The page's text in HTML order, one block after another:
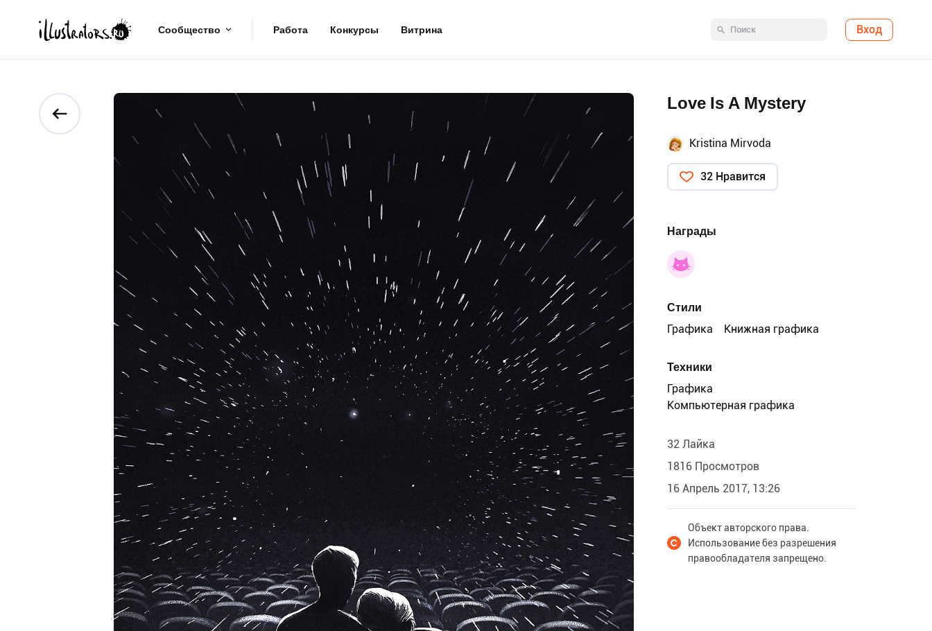
Сообщество Работа Конкурсы Витрина Вход
Love Is A Mystery
Kristina Mirvoda
32 Нравится
Награды
Стили
Графика
Книжная графика
Техники
Графика
Компьютерная графика
32 Лайка
1816 Просмотров
16 Апрель 2017, 13:26
Объект авторского права.
Использование без разрешения
правообладателя запрещено.